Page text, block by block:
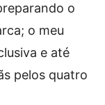
o
o meu
e até
pelos quatro